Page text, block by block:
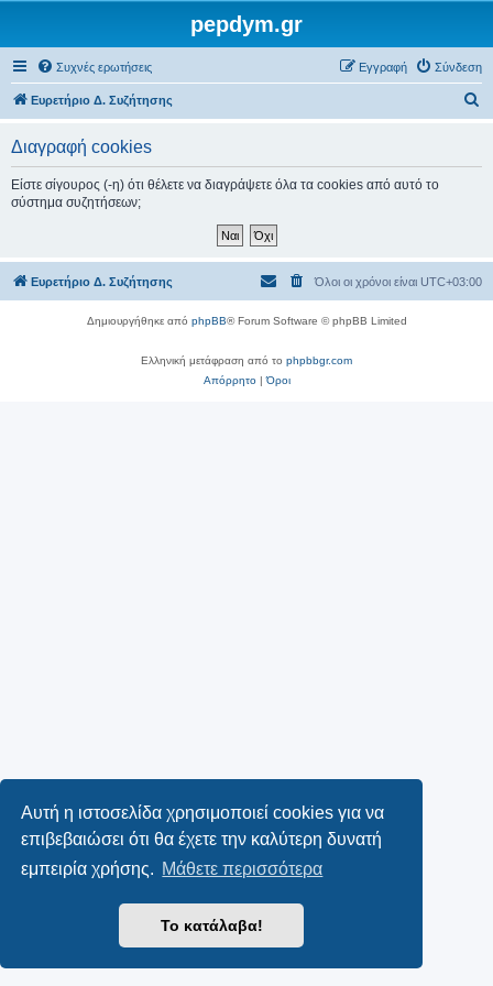
Αυτή η ιστοσελίδα χρησιμοποιεί cookies για να
επιβεβαιώσει ότι θα έχετε την καλύτερη δυνατή
εμπειρία χρήσης. Μάθετε περισσότερα
Το κατάλαβα!
pepdym.gr
Συχνές ερωτήσεις Σύνδεση
Εγγραφή
Ευρετήριο Δ. Συζήτησης
σ
Διαγραφή cookies
Είστε σίγουρος (-η) ότι θέλετε να διαγράψετε όλα τα cookies από αυτό το
σύστημα συζητήσεων;
Ευρετήριο Δ. Συζήτησης Όλοι οι χρόνοι είναι UTC+03:00
Δημιουργήθηκε από phpBB® Forum Software © phpBB Limited
Ελληνική μετάφραση από το phpbbgr.com
Απόρρητο|Όροι